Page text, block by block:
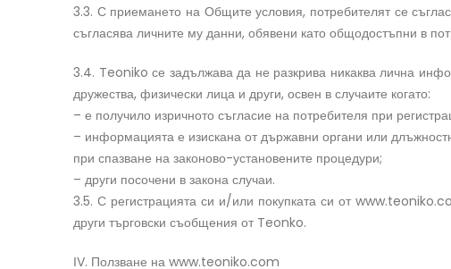
3.3. С приемането на Общите условия, потребителят се
съгласява личните му данни, обявени като общодостъпни в
3.4. Teoniko се задължава да не разкрива никаква лична
дружества, физически лица и други, освен в случаите когато:
– е получило изричното съгласие на потребителя при
– информацията е изискана от държавни органи или
при спазване на законово-установените процедури;
– други посочени в закона случаи.
3.5. С регистрацията си и/или покупката си от
други търговски съобщения от Teonko.
ІV. Ползване на www.teoniko.com